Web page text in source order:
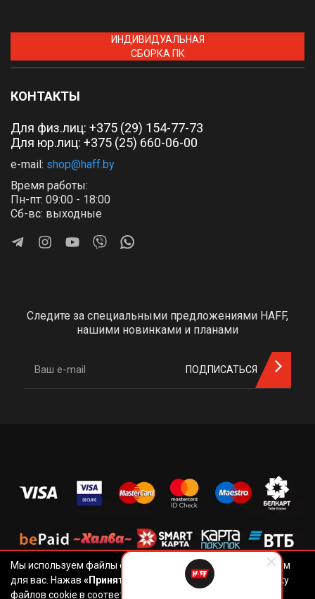
ИНДИВИДУАЛЬНАЯ
СБОРКА ПК
КОНТАКТЫ
Для физ.лиц: +375 (29) 154-77-73
Для юр.лиц: +375 (25) 660-06-00
e-mail: shop@haff.by
Время работы:
Пн-пт: 09:00 - 18:00
Сб-вс: выходные
Следите за специальными предложениями HAFF,
нашими новинками и планами
ПОДПИСАТЬСЯ
Мы используем файлы cookie, чтобы наш сайт был удобным
для вас. Нажав «Принять»
, вы даете согласие на обработку
файлов cookie в соответствии с